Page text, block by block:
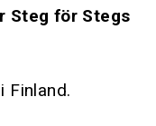
Steg för Stegs
Finland.